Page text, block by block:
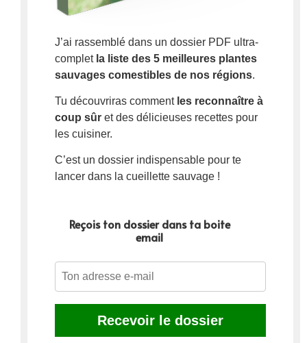
J’ai rassemblé dans un dossier PDF ultra-
complet la liste des 5 meilleures plantes
sauvages comestibles de nos régions.
Tu découvriras comment les reconnaître à
coup sûr et des délicieuses recettes pour
les cuisiner.
C’est un dossier indispensable pour te
lancer dans la cueillette sauvage !
Reçois ton dossier dans ta boite
email